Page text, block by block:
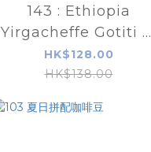
143 : Ethiopia
Yirgacheffe Gotiti ．
依索比亞耶加雪菲精選
咖啡豆
HK$128.00
HK$138.00